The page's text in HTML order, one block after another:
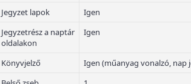
Jegyzet lapok
Igen
Jegyzetrész a naptár
oldalakon
Igen
Könyvjelző
Igen (műanyag vonalzó, nap